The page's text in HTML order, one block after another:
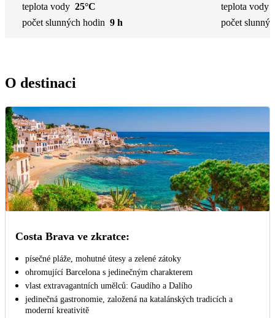
teplota vody 25°C
počet slunných hodin 9 h
teplota vody
počet
O destinaci
Costa Brava ve zkratce:
písečné pláže, mohutné útesy a zelené zátoky
ohromující Barcelona s jedinečným charakterem
vlast extravagantních umělců: Gaudího a Dalího
jedinečná gastronomie, založená na katalánských tradicích a
moderní kreativitě